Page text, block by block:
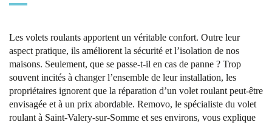
Les volets roulants apportent un véritable confort. Outre leur
aspect pratique, ils améliorent la sécurité et l’isolation de nos
maisons. Seulement, que se passe-t-il en cas de panne ? Trop
souvent incités à changer l’ensemble de leur installation, les
propriétaires ignorent que la réparation d’un volet roulant peut-être
envisagée et à un prix abordable. Removo, le spécialiste du volet
roulant à Saint-Valery-sur-Somme et ses environs, vous explique